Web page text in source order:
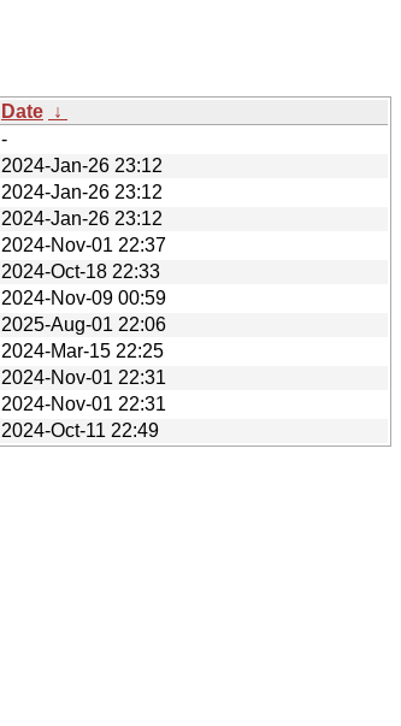
Date ↓
-
2024-Jan-26 23:12
2024-Jan-26 23:12
2024-Jan-26 23:12
2024-Nov-01 22:37
2024-Oct-18 22:33
2024-Nov-09 00:59
2025-Aug-01 22:06
2024-Mar-15 22:25
2024-Nov-01 22:31
2024-Nov-01 22:31
2024-Oct-11 22:49